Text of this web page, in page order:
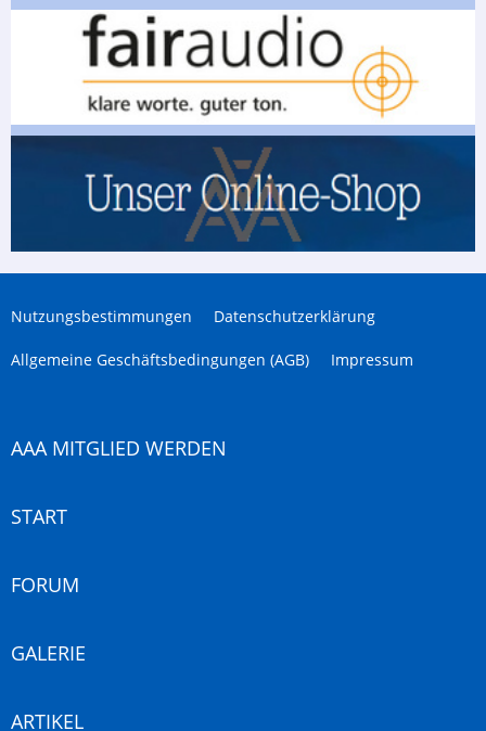
Nutzungsbestimmungen Datenschutzerklärung
Allgemeine Geschäftsbedingungen (AGB) Impressum
AAA MITGLIED WERDEN
START
FORUM
GALERIE
ARTIKEL